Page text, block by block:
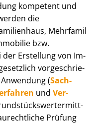
kompetent und
die
Mehr­fa­mi­l
bzw.
Erstellung von Im­
vor­ge­schrie­
Anwendung (Sach­
und Ver­
Prüfung